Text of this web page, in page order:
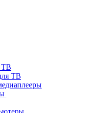
ТВ
ТВ